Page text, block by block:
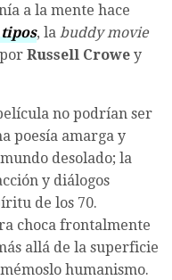
a la mente hace
, la buddy movie
Russell Crowe y
no podrían ser
poesía amarga y
desolado; la
y diálogos
de los 70.
choca frontalmente
allá de la superficie
humanismo.